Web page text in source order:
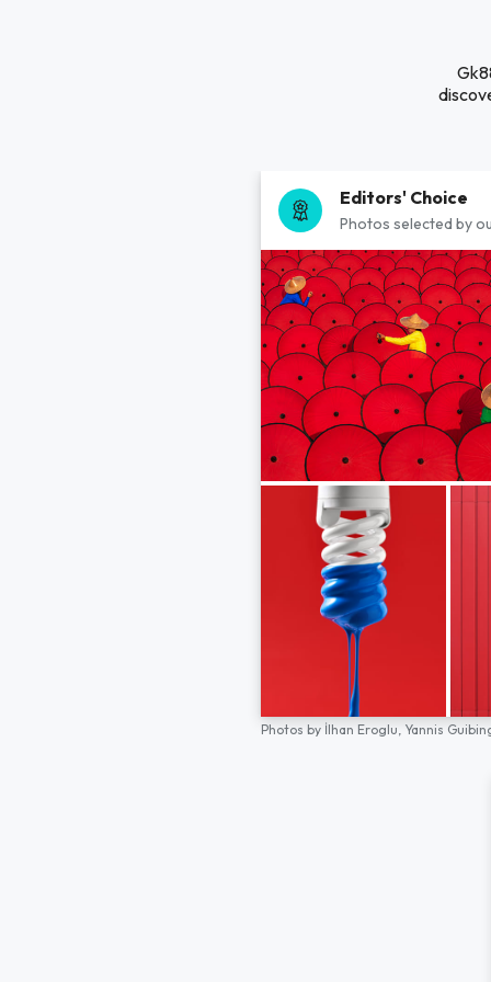
Editors' Choice
Photos selected by
Photos by İlhan Eroglu, Yannis